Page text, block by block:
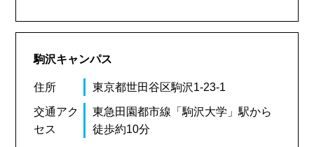
駒沢キャンパス
住所 東京都世田谷区駒沢1-23-1
交通アク
セス
東急田園都市線「駒沢大学」駅から
徒歩約10分